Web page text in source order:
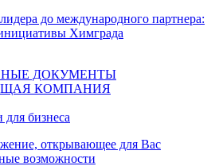
до международного партнера:
Химграда
ДОКУМЕНТЫ
КОМПАНИЯ
бизнеса
открывающее для Вас
возможности